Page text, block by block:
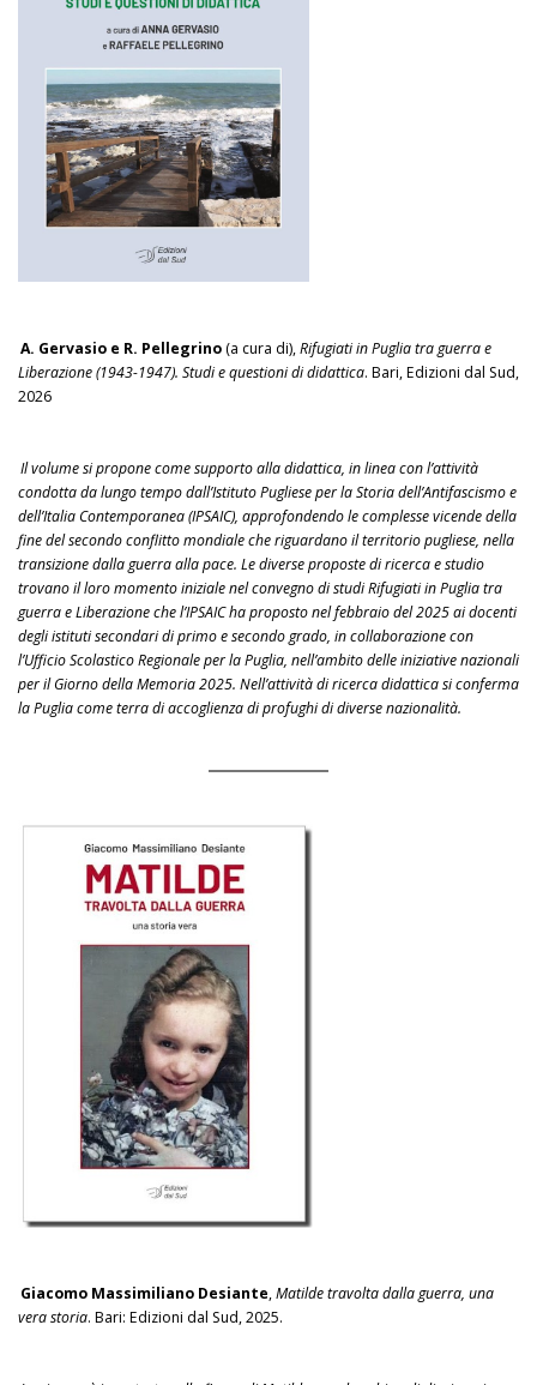
A. Gervasio e R. Pellegrino (a cura di),Rifugiati in Puglia tra guerra e
Liberazione (1943-1947). Studi e questioni di didattica. Bari, Edizioni dal Sud,
2026
Il volume si propone come supporto alla didattica, in linea con l’attività
condotta da lungo tempo dall’Istituto Pugliese per la Storia dell’Antifascismo e
dell’Italia Contemporanea (IPSAIC), approfondendo le complesse vicende della
fine del secondo conflitto mondiale che riguardano il territorio pugliese, nella
transizione dalla guerra alla pace. Le diverse proposte di ricerca e studio
trovano il loro momento iniziale nel convegno di studi Rifugiati in Puglia tra
guerra e Liberazione che l’IPSAIC ha proposto nel febbraio del 2025 ai docenti
degli istituti secondari di primo e secondo grado, in collaborazione con
l’Ufficio Scolastico Regionale per la Puglia, nell’ambito delle iniziative nazionali
per il Giorno della Memoria 2025. Nell’attività di ricerca didattica si conferma
la Puglia come terra di accoglienza di profughi di diverse nazionalità.
Giacomo Massimiliano Desiante,Matilde travolta dalla guerra, una
vera storia. Bari: Edizioni dal Sud, 2025.